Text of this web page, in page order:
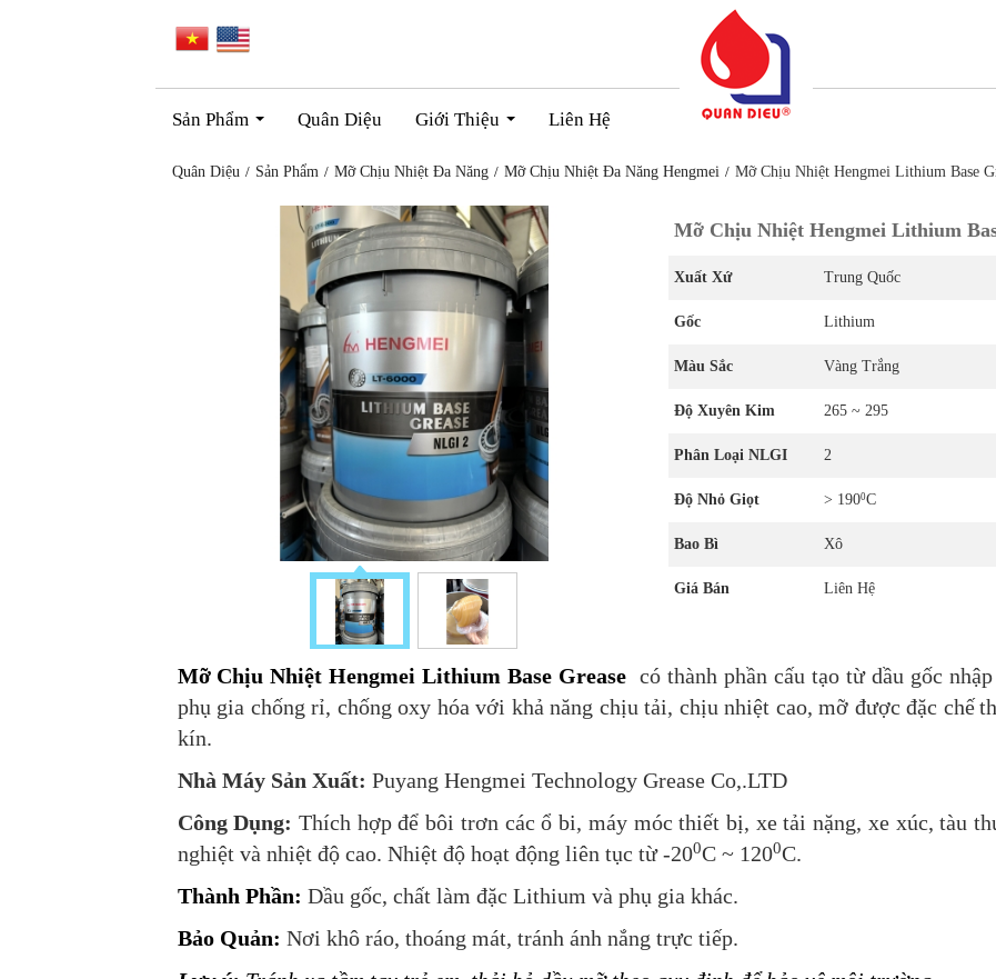
Sản Phẩm Quân Diệu Giới Thiệu Liên Hệ
Quân Diệu Sản Phẩm Mỡ Chịu Nhiệt Đa Năng Mỡ Chịu Nhiệt Đa Năng Hengmei Mỡ Chịu Nhiệt Hengmei Lithium Base
Mỡ Chịu Nhiệt Hengmei Lithium
Xuất Xứ Trung Quốc
Gốc Lithium
Màu Sắc Vàng Trắng
Độ Xuyên Kim 265 ~ 295
Phân Loại NLGI 2
Độ Nhỏ Giọt > 1900C
Bao Bì Xô
Giá Bán Liên Hệ
Mỡ Chịu Nhiệt Hengmei Lithium Base Grease có thành phần cấu tạo từ dầu gốc
phụ gia chống rỉ, chống oxy hóa với khả năng chịu tải, chịu nhiệt cao, mỡ được đặc chế
kín.
Nhà Máy Sản Xuất: Puyang Hengmei Technology Grease Co,.LTD
Công Dụng: Thích hợp để bôi trơn các ổ bi, máy móc thiết bị, xe tải nặng, xe xúc, tàu
nghiệt và nhiệt độ cao. Nhiệt độ hoạt động liên tục từ -200C ~ 1200C.
Thành Phần: Dầu gốc, chất làm đặc Lithium và phụ gia khác.
Bảo Quản: Nơi khô ráo, thoáng mát, tránh ánh nắng trực tiếp.